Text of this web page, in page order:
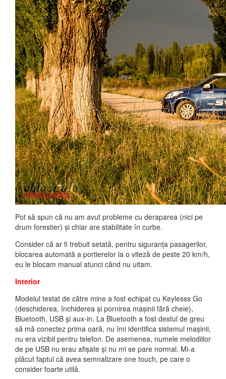
Pot să spun că nu am avut probleme cu deraparea (nici pe
drum forestier) și chiar are stabilitate în curbe.
Consider că ar fi trebuit setată, pentru siguranța pasagerilor,
blocarea automată a portierelor la o viteză de peste 20 km/h,
eu le blocam manual atunci când nu uitam.
Interior
Modelul testat de către mine a fost echipat cu Keylesss Go
(deschiderea, închiderea și pornirea mașinii fără cheie),
Bluetooth, USB şi aux-in. La Bluetooth a fost destul de greu
să mă conectez prima oară, nu îmi identifica sistemul mașinii,
nu era vizibil pentru telefon. De asemenea, numele melodiilor
de pe USB nu erau afișate și nu mi se pare normal. Mi-a
plăcut faptul că avea semnalizare one touch, pe care o
consider foarte utilă.